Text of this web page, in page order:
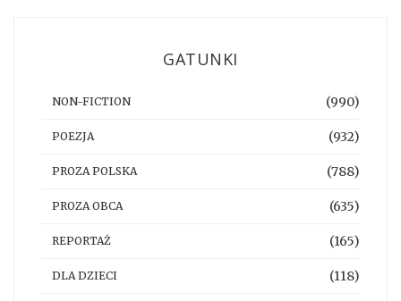
GATUNKI
NON-FICTION (990)
POEZJA (932)
PROZA POLSKA (788)
PROZA OBCA (635)
REPORTAŻ (165)
DLA DZIECI (118)